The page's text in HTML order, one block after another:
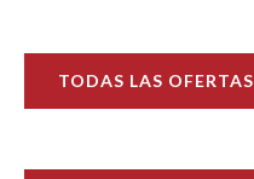
TODAS LAS OFERTAS